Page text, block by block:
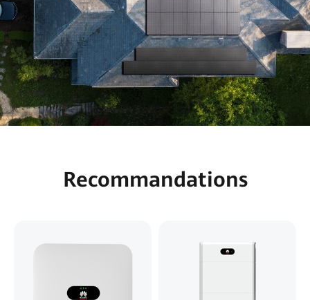
Recommandations